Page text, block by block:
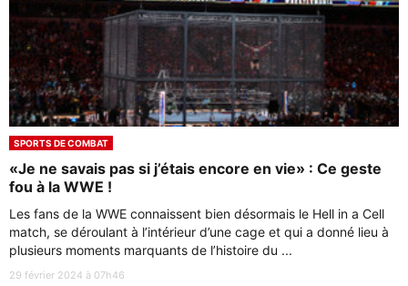
SPORTS DE COMBAT
«Je ne savais pas si j’étais encore en vie» : Ce geste
fou à la WWE !
Les fans de la WWE connaissent bien désormais le Hell in a Cell
match, se déroulant à l’intérieur d’une cage et qui a donné lieu à
plusieurs moments marquants de l’histoire du ...
29 février 2024 à 07h46